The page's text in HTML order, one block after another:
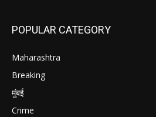
POPULAR CATEGORY
Maharashtra
Breaking
मुंबई
Crime